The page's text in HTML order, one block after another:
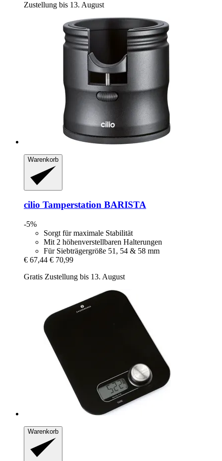
Zustellung bis 13. August
Warenkorb
cilio Tamperstation BARISTA
-5%
Sorgt für maximale Stabilität
Mit 2 höhenverstellbaren Halterungen
Für Siebträgergröße 51, 54 & 58 mm
€ 67,44 € 70,99
Gratis Zustellung bis 13. August
Warenkorb